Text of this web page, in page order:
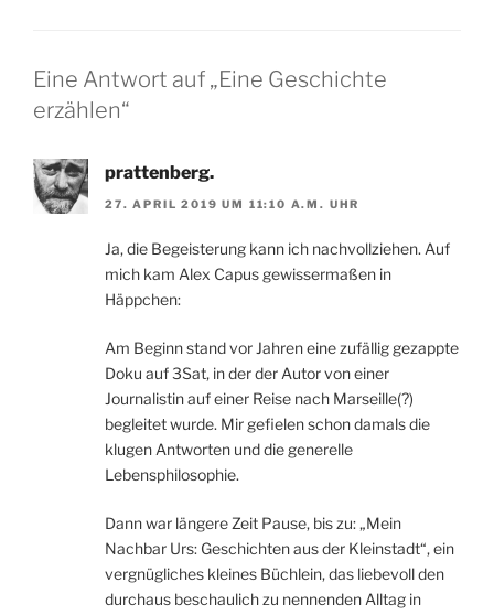
Eine Antwort auf „Eine Geschichte
erzählen“
prattenberg.
27. APRIL 2019 UM 11:10 A.M. UHR
Ja, die Begeisterung kann ich nachvollziehen. Auf
mich kam Alex Capus gewissermaßen in
Häppchen:
Am Beginn stand vor Jahren eine zufällig gezappte
Doku auf 3Sat, in der der Autor von einer
Journalistin auf einer Reise nach Marseille(?)
begleitet wurde. Mir gefielen schon damals die
klugen Antworten und die generelle
Lebensphilosophie.
Dann war längere Zeit Pause, bis zu: „Mein
Nachbar Urs: Geschichten aus der Kleinstadt“, ein
vergnügliches kleines Büchlein, das liebevoll den
durchaus beschaulich zu nennenden Alltag in